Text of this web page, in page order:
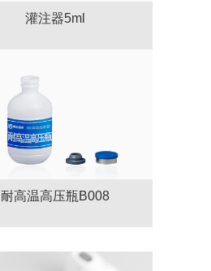
灌注器5ml
耐高温高压瓶B008